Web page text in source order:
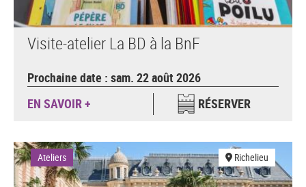
Visite-atelier La BD à la BnF
Prochaine date : sam. 22 août 2026
EN SAVOIR +
RÉSERVER
Ateliers Richelieu